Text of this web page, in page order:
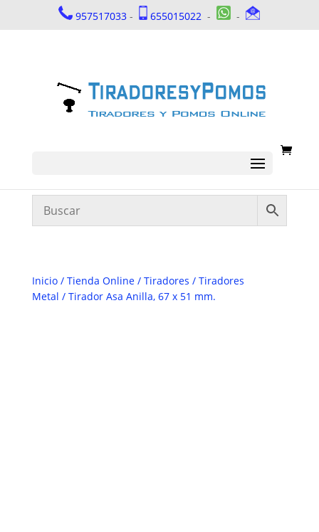
957517033 - 655015022 - -
Inicio/ Tienda Online/ Tiradores / Tiradores
Metal / Tirador Asa Anilla, 67 x 51 mm.